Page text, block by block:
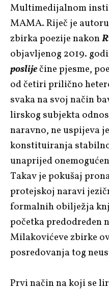
Multimedijalnom
MAMA. Riječ je
zbirka poezije nakon
objavljenog 2019.
posliječine pjesme,
od četiri prilično
svaka na svoj način
lirskog subjekta
naravno, ne uspijeva
konstituiranja
unaprijed
Takav je pokušaj
protejskoj naravi
formalnih obilježja
početka predodređen
Milakovićeve zbirke
posredovanja tog
Prvi način na koji se